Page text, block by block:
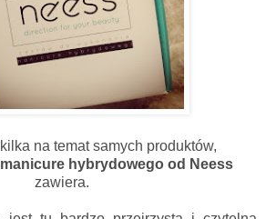
na temat samych produktów,
hybrydowego od Neess
zawiera.